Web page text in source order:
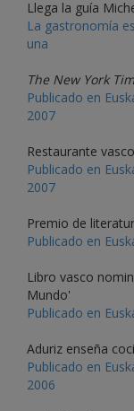
Llega la guía
La gastronomía
una
The New York
Publicado en
2007
Restaurante
Publicado en
2007
Premio de
Publicado en
Libro vasco
Mundo'
Publicado en
Aduriz enseña
Publicado en
2006